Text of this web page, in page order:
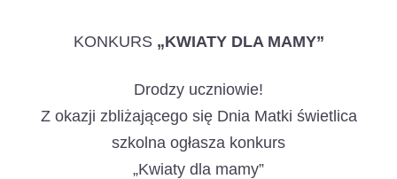
KONKURS „KWIATY DLA MAMY”
Drodzy uczniowie!
Z okazji zbliżającego się Dnia Matki świetlica
szkolna ogłasza konkurs
„Kwiaty dla mamy”